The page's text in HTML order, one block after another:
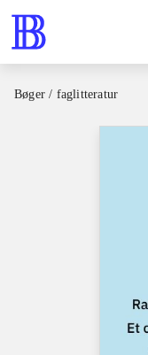
Bøger / faglitteratur